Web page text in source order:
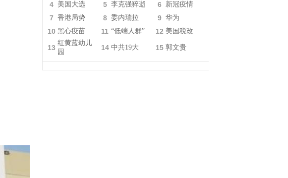
4 美国大选 5 李克强猝逝 6 新冠疫情
7 香港局势 8 委内瑞拉 9 华为
10 黑心疫苗 11 “低端人群” 12 美国税改
13
红黄蓝幼儿
园
14 中共19大 15 郭文贵